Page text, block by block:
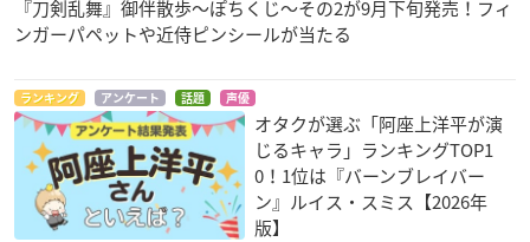
『刀剣乱舞』御伴散歩～ぽちくじ～その2が9月下旬発売！フィ
ンガーパペットや近侍ピンシールが当たる
ランキング アンケート 話題 声優
オタクが選ぶ「阿座上洋平が演
じるキャラ」ランキングTOP1
0！1位は『バーンブレイバー
ン』ルイス・スミス【2026年
版】